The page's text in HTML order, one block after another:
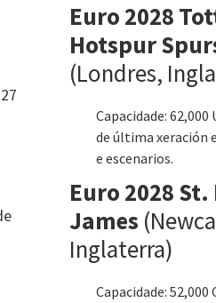
Euro 2028
Hotspur
(Londres,
Capacidade:
de última xeración
e escenarios.
Euro 2028
James
Inglaterra)
Capacidade: